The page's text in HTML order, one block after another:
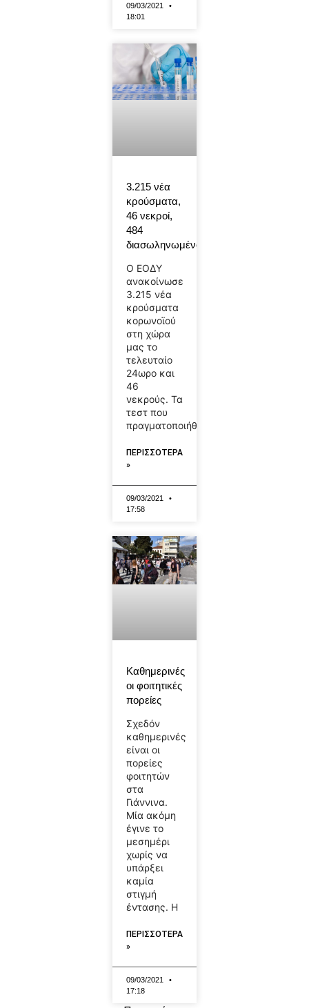
09/03/2021
18:01
3.215 νέα
κρούσματα,
46 νεκροί,
484
διασωληνωμένοι
Ο ΕΟΔΥ
ανακοίνωσε
3.215 νέα
κρούσματα
κορωνοϊού
στη χώρα
μας το
τελευταίο
24ωρο και
46
νεκρούς. Τα
τεστ που
πραγματοποιήθηκαν
ΠΕΡΙΣΣΟΤΕΡΑ
»
09/03/2021
17:58
Καθημερινές
οι φοιτητικές
πορείες
Σχεδόν
καθημερινές
είναι οι
πορείες
φοιτητών
στα
Γιάννινα.
Μία ακόμη
έγινε το
μεσημέρι
χωρίς να
υπάρξει
καμία
στιγμή
έντασης. Η
ΠΕΡΙΣΣΟΤΕΡΑ
»
09/03/2021
17:18